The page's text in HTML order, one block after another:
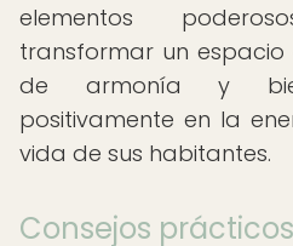
elementos
transformar un
de armonía y
positivamente en la
vida de sus habitantes.
Consejos